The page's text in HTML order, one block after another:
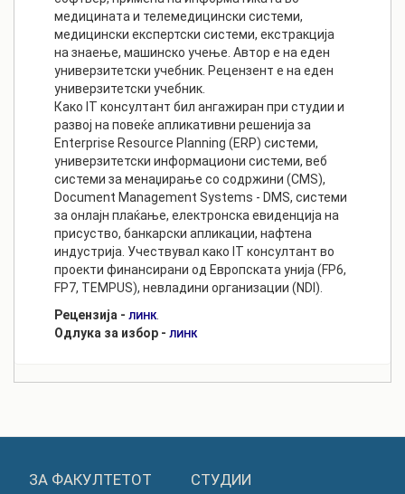
медицината и телемедицински системи,
медицински експертски системи, екстракција
на знаење, машинско учење. Автор е на еден
универзитетски учебник. Рецензент е на еден
универзитетски учебник.
Како IT консултант бил ангажиран при студии и
развој на повеќе апликативни решенија за
Enterprise Resource Planning (ERP) системи,
универзитетски информациони системи, веб
системи за менаџирање со содржини (CMS),
Document Management Systems - DMS, системи
за онлајн плаќање, електронска евиденција на
присуство, банкарски апликации, нафтена
индустрија. Учествувал како IT консултант во
проекти финансирани од Европската унија (FP6,
FP7, TEMPUS), невладини организации (NDI).
Рецензија - ЛИНК.
Одлука за избор - ЛИНК
ЗА ФАКУЛТЕТОТ СТУДИИ